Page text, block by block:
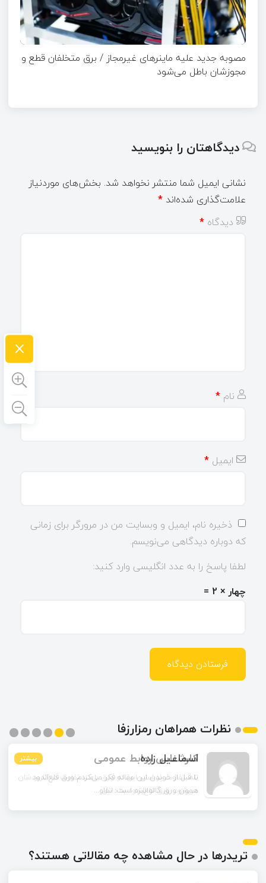
مصوبه جدید علیه ماینرهای غیرمجاز / برق متخلفان قطع و
مجوزشان باطل می‌شود
دیدگاهتان را بنویسید
نشانی ایمیل شما منتشر نخواهد شد. بخش‌های موردنیاز
علامت‌گذاری شده‌اند *
دیدگاه *
نام *
ایمیل *
ذخیره نام، ایمیل و وبسایت من در مرورگر برای زمانی
که دوباره دیدگاهی می‌نویسم.
لطفا پاسخ را به عدد انگلیسی وارد کنید:
چهار × 2 =
نظرات همراهان رمزارزفا
بیشتر اسماعیل زاده بیشتر
تا قبل از خوندن این مقاله فکر می‌کردم ورق قلع‌اندود
همون ورق گالوانیزه است. تفاو...
بیشتر
بیشتر
بیشتر
بیشتر
تریدرها در حال مشاهده چه مقالاتی هستند؟
×